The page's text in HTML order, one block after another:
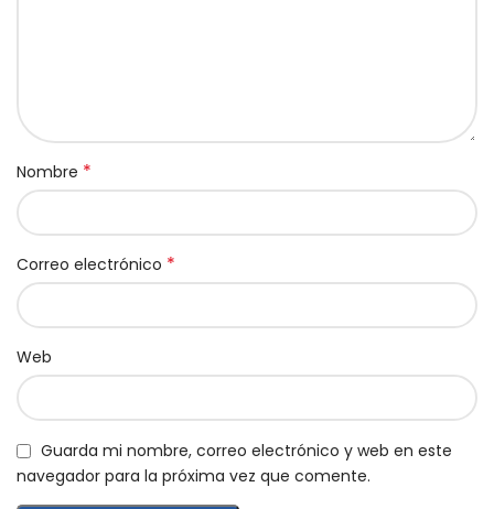
Nombre *
Correo electrónico *
Web
Guarda mi nombre, correo electrónico y web en este
navegador para la próxima vez que comente.